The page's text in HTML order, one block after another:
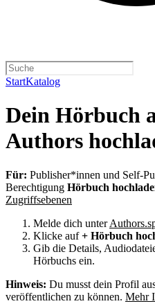
StartKatalog
Dein Hörbuch
Authors
Für: Publisher*innen und Self-
Berechtigung Hörbuch
Zugriffsebenen
Melde dich unter
Klicke auf+ Hörbuch
Gib die Details,
Hörbuchs ein.
Hinweis: Du musst dein Profil
veröffentlichen zu können. Mehr